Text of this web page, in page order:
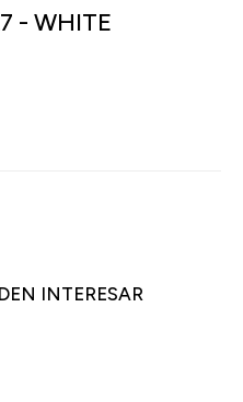
- WHITE
INTERESAR